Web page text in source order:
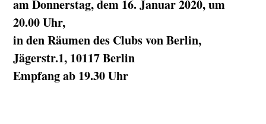
am Donnerstag, dem 16. Januar 2020, um
20.00 Uhr,
in den Räumen des Clubs von Berlin,
Jägerstr.1, 10117 Berlin
Empfang ab 19.30 Uhr